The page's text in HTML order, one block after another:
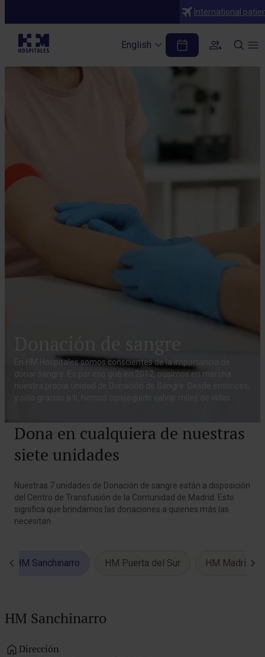
International
English
En HM Hospitales somos conscientes de la importancia de
donar sangre. Es por eso que en 2012, pusimos en marcha
Dona en cualquiera de nuestras
siete unidades
Nuestras 7 unidades de Donación de sangre están a disposición
del Centro de Transfusión de la Comunidad de Madrid. Esto
significa que brindamos las donaciones a quienes más las
necesitan
HM Sanchinarro HM Puerta del Sur HM Madrid
HM Sanchinarro
Dirección